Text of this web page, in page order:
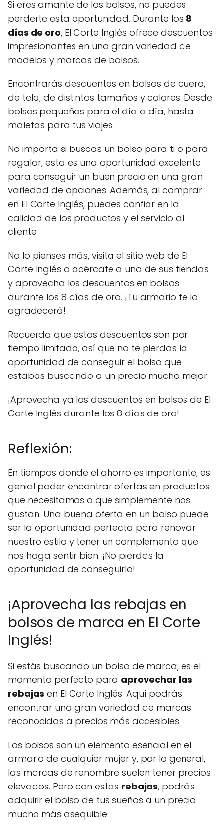
Si eres amante de los bolsos, no puedes
perderte esta oportunidad. Durante los 8
días de oro, El Corte Inglés ofrece descuentos
impresionantes en una gran variedad de
modelos y marcas de bolsos.
Encontrarás descuentos en bolsos de cuero,
de tela, de distintos tamaños y colores. Desde
bolsos pequeños para el día a día, hasta
maletas para tus viajes.
No importa si buscas un bolso para ti o para
regalar, esta es una oportunidad excelente
para conseguir un buen precio en una gran
variedad de opciones. Además, al comprar
en El Corte Inglés, puedes confiar en la
calidad de los productos y el servicio al
cliente.
No lo pienses más, visita el sitio web de El
Corte Inglés o acércate a una de sus tiendas
y aprovecha los descuentos en bolsos
durante los 8 días de oro. ¡Tu armario te lo
agradecerá!
Recuerda que estos descuentos son por
tiempo limitado, así que no te pierdas la
oportunidad de conseguir el bolso que
estabas buscando a un precio mucho mejor.
¡Aprovecha ya los descuentos en bolsos de El
Corte Inglés durante los 8 días de oro!
Reflexión:
En tiempos donde el ahorro es importante, es
genial poder encontrar ofertas en productos
que necesitamos o que simplemente nos
gustan. Una buena oferta en un bolso puede
ser la oportunidad perfecta para renovar
nuestro estilo y tener un complemento que
nos haga sentir bien. ¡No pierdas la
oportunidad de conseguirlo!
¡Aprovecha las rebajas en
bolsos de marca en El Corte
Inglés!
Si estás buscando un bolso de marca, es el
momento perfecto para aprovechar las
rebajas en El Corte Inglés. Aquí podrás
encontrar una gran variedad de marcas
reconocidas a precios más accesibles.
Los bolsos son un elemento esencial en el
armario de cualquier mujer y, por lo general,
las marcas de renombre suelen tener precios
elevados. Pero con estas rebajas, podrás
adquirir el bolso de tus sueños a un precio
mucho más asequible.